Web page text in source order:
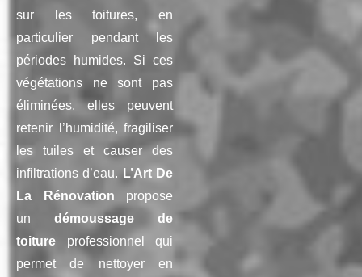
sur les toitures, en
particulier pendant les
périodes humides. Si ces
végétations ne sont pas
éliminées, elles peuvent
retenir l’humidité, fragiliser
les tuiles et causer des
infiltrations d’eau. L’Art De
La Rénovation propose
un démoussage de
toiture professionnel qui
permet de nettoyer en